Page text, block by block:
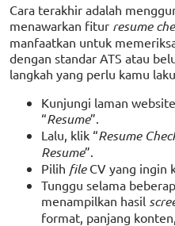
Cara terakhir adalah
menawarkan fitur resume
manfaatkan untuk
dengan standar ATS atau
langkah yang perlu kamu
Kunjungi laman
“Resume”.
Lalu, klik “Resume
Resume”.
Pilih file CV yang ingin
Tunggu selama
menampilkan hasil
format, panjang